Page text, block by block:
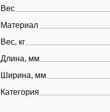
Вес
Материал
Вес, кг
Длина, мм
Ширина, мм
Категория